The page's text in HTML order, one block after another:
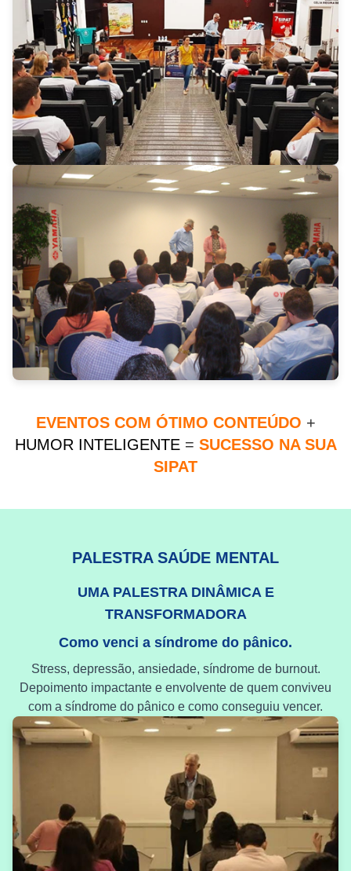
EVENTOS COM ÓTIMO CONTEÚDO +
HUMOR INTELIGENTE = SUCESSO NA SUA
SIPAT
PALESTRA SAÚDE MENTAL
UMA PALESTRA DINÂMICA E
TRANSFORMADORA
Como venci a síndrome do pânico.
Stress, depressão, ansiedade, síndrome de burnout.
Depoimento impactante e envolvente de quem conviveu
com a síndrome do pânico e como conseguiu vencer.